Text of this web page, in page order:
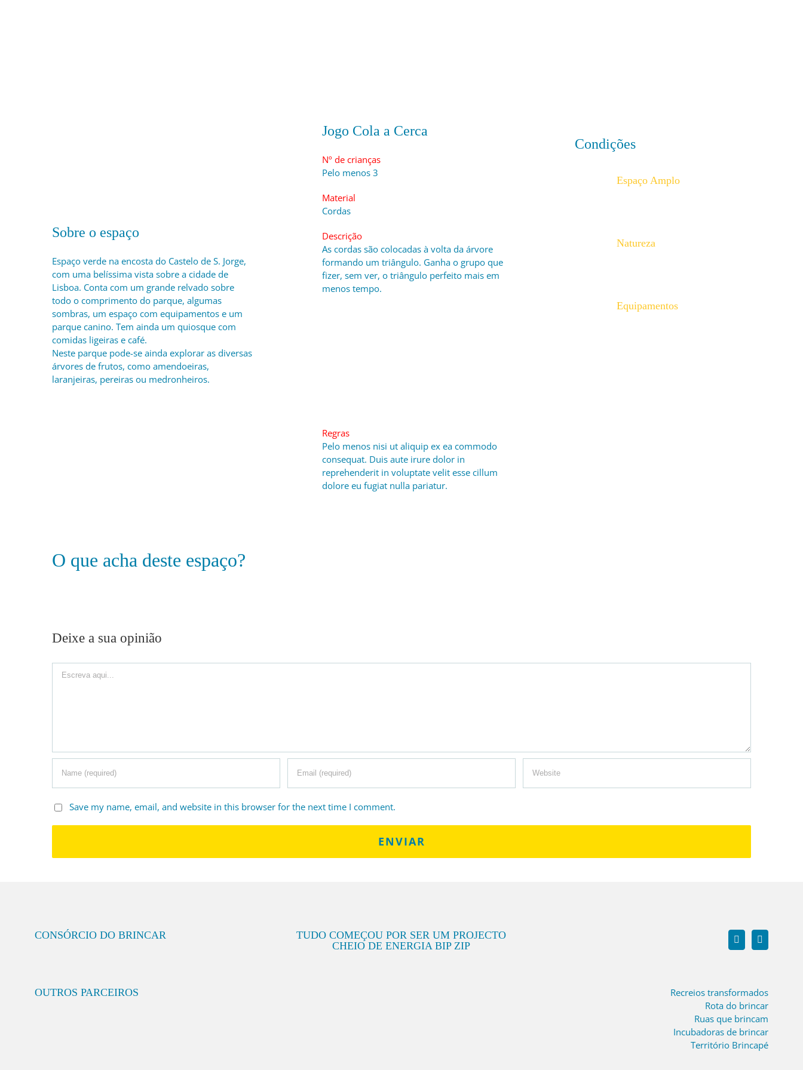
Sobre o espaço
Espaço verde na encosta do Castelo de S. Jorge,
com uma belíssima vista sobre a cidade de
Lisboa. Conta com um grande relvado sobre
todo o comprimento do parque, algumas
sombras, um espaço com equipamentos e um
parque canino. Tem ainda um quiosque com
comidas ligeiras e café.
Neste parque pode-se ainda explorar as diversas
árvores de frutos, como amendoeiras,
laranjeiras, pereiras ou medronheiros.
Jogo Cola a Cerca
Nº de crianças
Pelo menos 3
Material
Cordas
Descrição
As cordas são colocadas à volta da árvore
formando um triângulo. Ganha o grupo que
fizer, sem ver, o triângulo perfeito mais em
menos tempo.
Regras
Pelo menos nisi ut aliquip ex ea commodo
consequat. Duis aute irure dolor in
reprehenderit in voluptate velit esse cillum
dolore eu fugiat nulla pariatur.
Condições
Espaço Amplo
Natureza
Equipamentos
O que acha deste espaço?
Deixe a sua opinião
Save my name, email, and website in this browser for the next time I comment.
CONSÓRCIO DO BRINCAR
OUTROS PARCEIROS
TUDO COMEÇOU POR SER UM PROJECTO
CHEIO DE ENERGIA BIP ZIP
Recreios transformados
Rota do brincar
Ruas que brincam
Incubadoras de brincar
Território Brincapé